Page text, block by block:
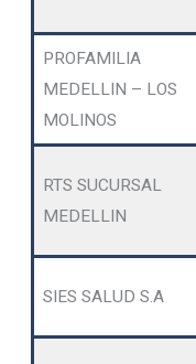
PROFAMILIA
MEDELLIN – LOS
MOLINOS
RTS SUCURSAL
MEDELLIN
SIES SALUD S.A